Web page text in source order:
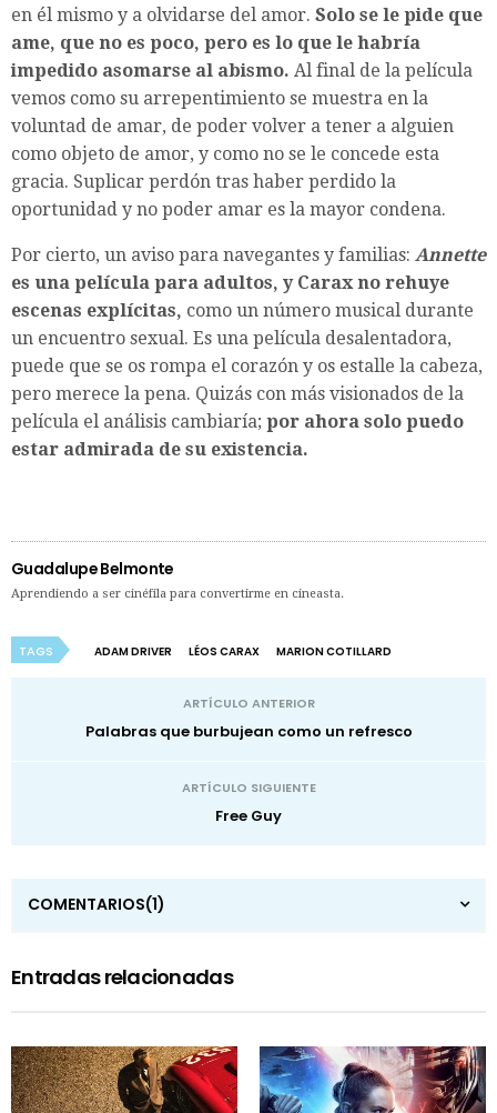
en él mismo y a olvidarse del amor. Solo se le pide que
ame, que no es poco, pero es lo que le habría
impedido asomarse al abismo. Al final de la película
vemos como su arrepentimiento se muestra en la
voluntad de amar, de poder volver a tener a alguien
como objeto de amor, y como no se le concede esta
gracia. Suplicar perdón tras haber perdido la
oportunidad y no poder amar es la mayor condena.
Por cierto, un aviso para navegantes y familias: Annette
es una película para adultos, y Carax no rehuye
escenas explícitas, como un número musical durante
un encuentro sexual. Es una película desalentadora,
puede que se os rompa el corazón y os estalle la cabeza,
pero merece la pena. Quizás con más visionados de la
película el análisis cambiaría; por ahora solo puedo
estar admirada de su existencia.
Guadalupe Belmonte
Aprendiendo a ser cinéfila para convertirme en cineasta.
TAGS ADAM DRIVER LÉOS CARAX MARION COTILLARD
ARTÍCULO ANTERIOR
Palabras que burbujean como un refresco
ARTÍCULO SIGUIENTE
Free Guy
COMENTARIOS(1)
Entradas relacionadas